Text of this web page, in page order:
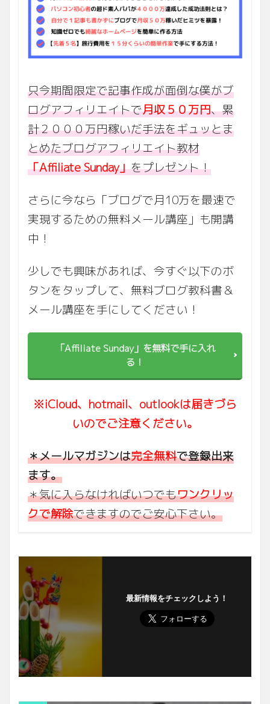
只今期間限定で記事作成が面倒な僕がブ
ログアフィリエイトで月収５０万円、累
計２０００万円稼いだ手法をギュッとま
とめたブログアフィリエイト教材
「Affiliate Sunday」をプレゼント！
さらに今なら「ブログで月10万を最速で
実現するための無料メール講座」も開講
中！
少しでも興味があれば、今すぐ以下のボ
タンをタップして、無料ブログ教科書＆
メール講座を手にしてください！
「Affiliate Sunday」を無料で手に入れ
る！
※iCloud、hotmail、outlookは届きづら
いのでご注意ください。
＊メールマガジンは完全無料で登録出来
ます。
＊気に入らなければいつでもワンクリッ
クで解除できますのでご安心下さい。
最新情報をチェックしよう！